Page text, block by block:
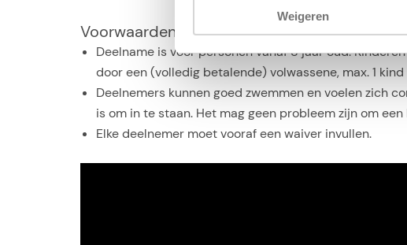
Weigeren
Voorwaarden voor deelname
Deelname is voor personen vanaf 8 jaar oud.
door een (volledig betalende) volwassene, max. 1
Deelnemers kunnen goed zwemmen en voelen zich
is om in te staan. Het mag geen probleem zijn om
Elke deelnemer moet vooraf een waiver invullen.